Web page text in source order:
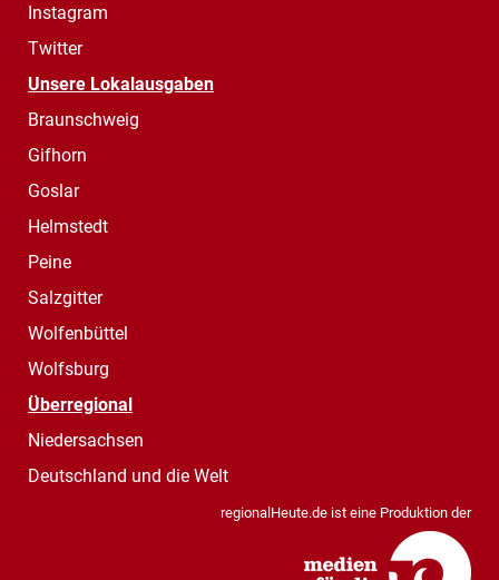
Instagram
Twitter
Unsere Lokalausgaben
Braunschweig
Gifhorn
Goslar
Helmstedt
Peine
Salzgitter
Wolfenbüttel
Wolfsburg
Überregional
Niedersachsen
Deutschland und die Welt
regionalHeute.de ist eine Produktion der